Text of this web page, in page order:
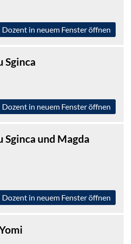
Dozent in neuem Fenster öffnen
Sginca
Dozent in neuem Fenster öffnen
Sginca und Magda
Dozent in neuem Fenster öffnen